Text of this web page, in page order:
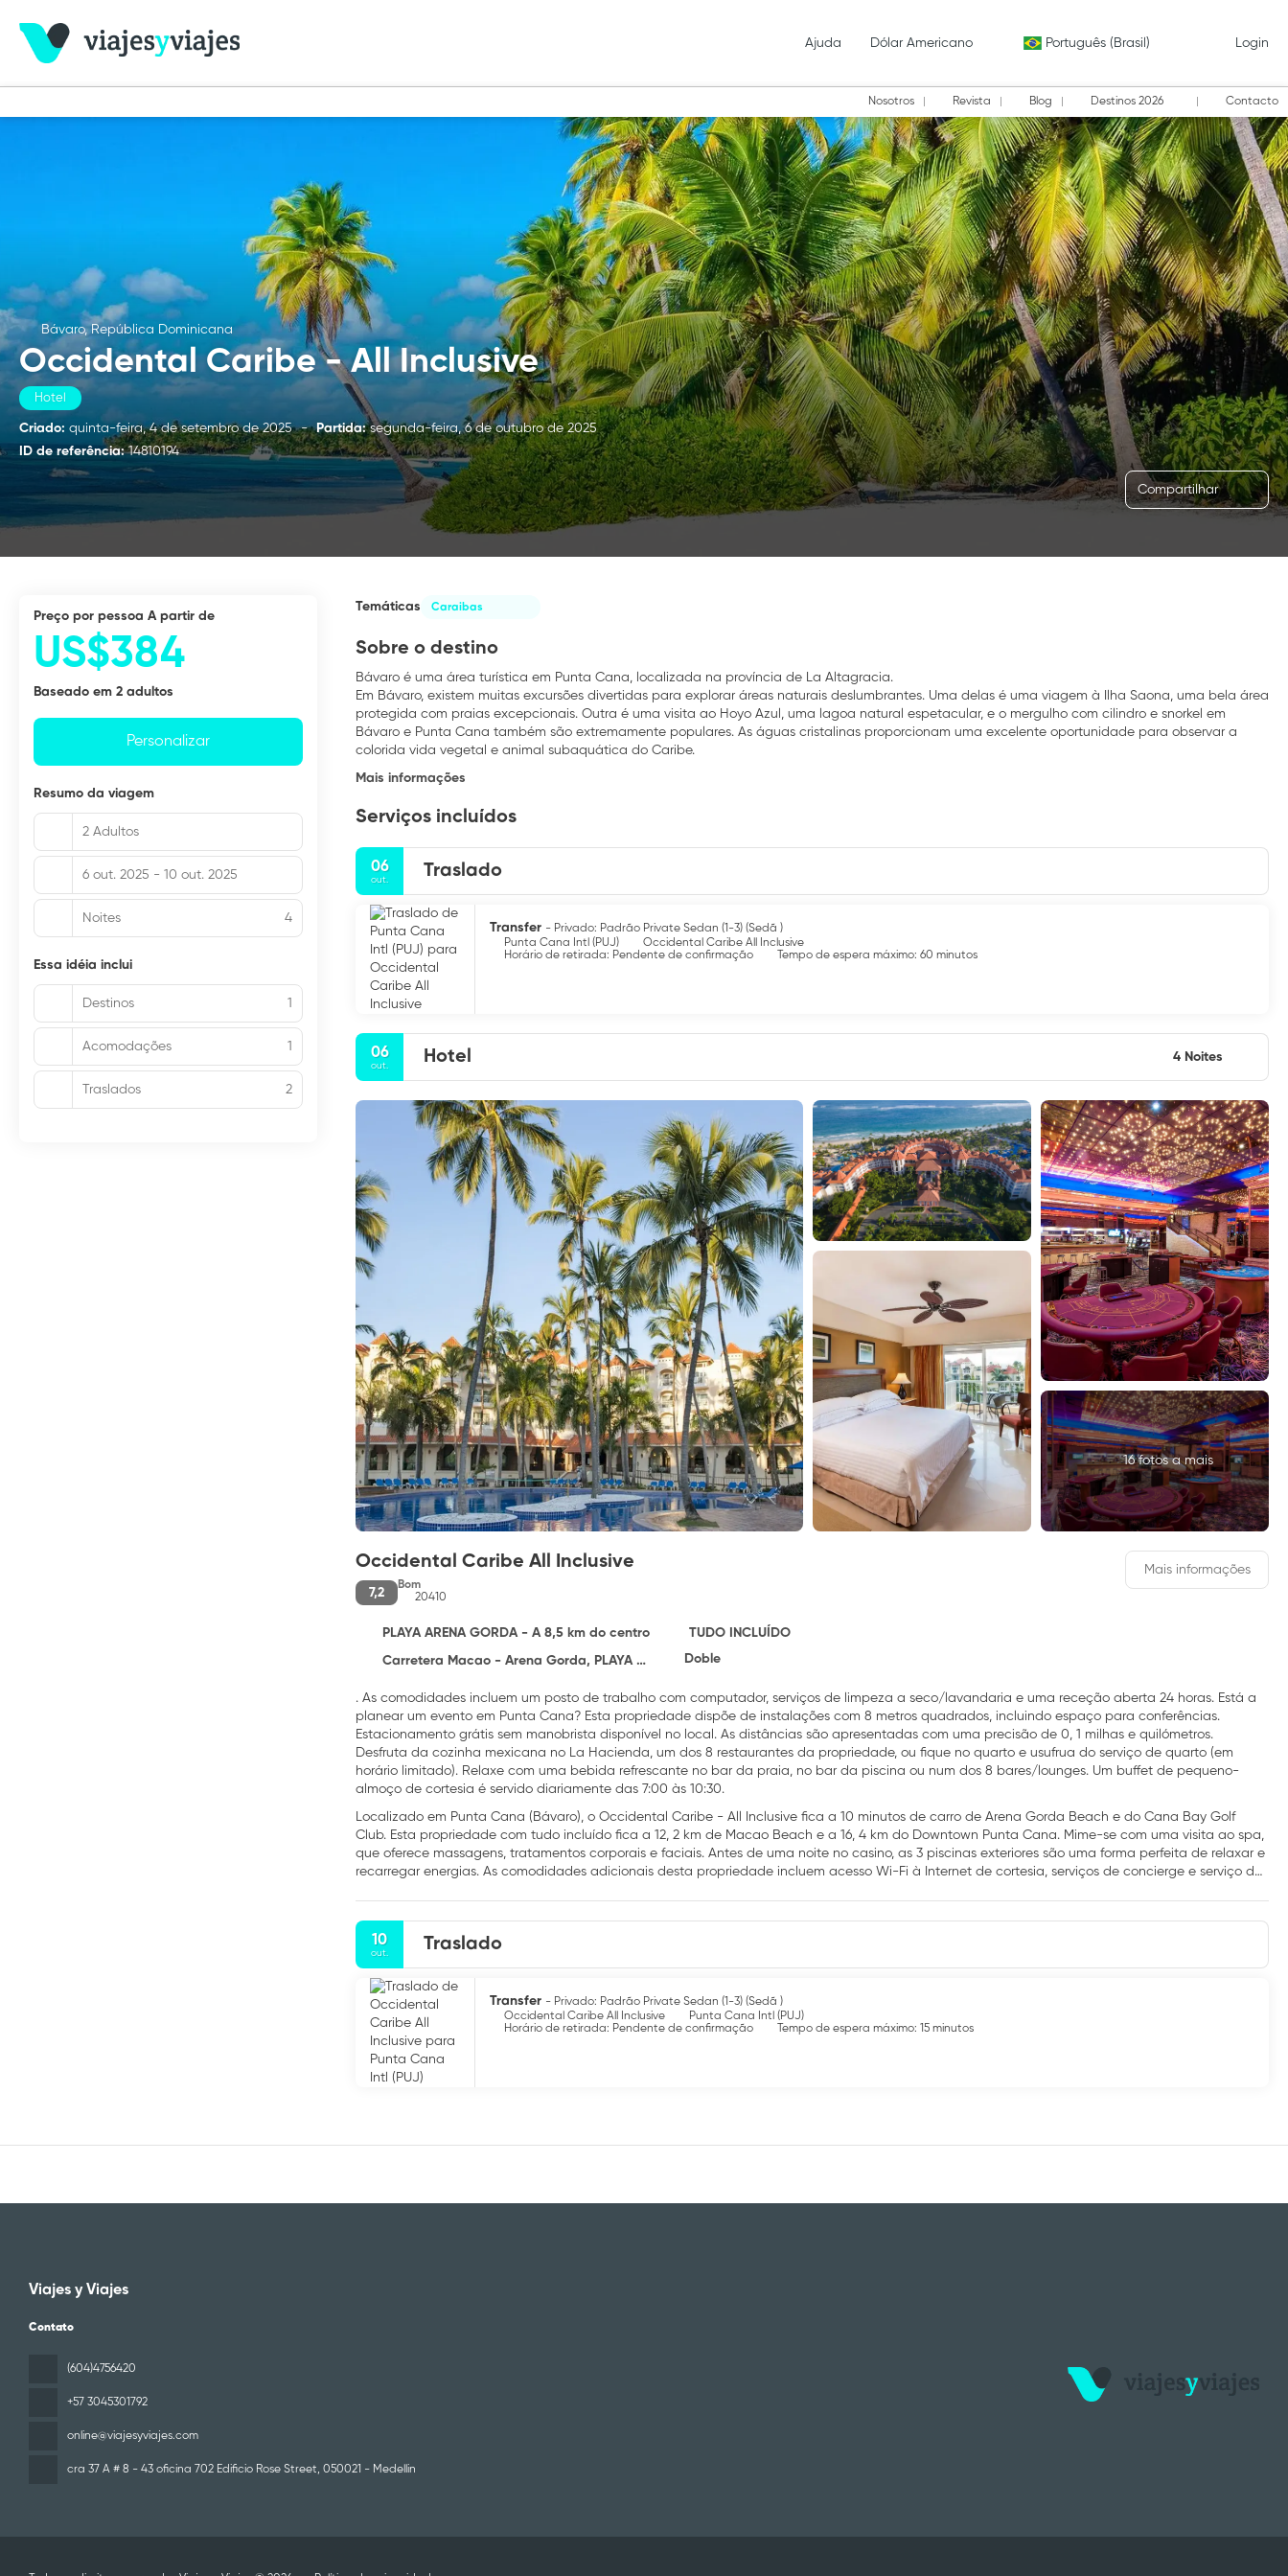
Ajuda Dólar Americano Português (Brasil) Login
Nosotros Revista Blog Destinos 2026 Contacto
Bávaro, República Dominicana
Occidental Caribe - All Inclusive
Hotel
Criado: quinta-feira, 4 de setembro de 2025 - Partida:segunda-feira, 6 de outubro de 2025
ID de referência:14810194
Compartilhar
Temáticas Caraibas
Sobre o destino
Bávaro é uma área turística em Punta Cana, localizada na província de La Altagracia.
Em Bávaro, existem muitas excursões divertidas para explorar áreas naturais deslumbrantes. Uma delas é uma viagem à Ilha Saona, uma bela área
protegida com praias excepcionais. Outra é uma visita ao Hoyo Azul, uma lagoa natural espetacular, e o mergulho com cilindro e snorkel em
Bávaro e Punta Cana também são extremamente populares. As águas cristalinas proporcionam uma excelente oportunidade para observar a
colorida vida vegetal e animal subaquática do Caribe.
Mais informações
Serviços incluídos
06
out. Traslado
Transfer - Privado: Padrão Private Sedan (1-3) (Sedã )
Punta Cana Intl (PUJ)
Occidental Caribe All Inclusive
Horário de retirada: Pendente de confirmação
Tempo de espera máximo: 60 minutos
06
out. Hotel 4 Noites
16 fotos a mais
Occidental Caribe All Inclusive
7,2
Bom
20410
PLAYA ARENA GORDA - A 8,5 km do centro TUDO INCLUÍDO
Carretera Macao - Arena Gorda, PLAYA ARENA GORDA 23301 Doble
Localizado em Punta Cana (Bávaro), o Occidental Caribe - All Inclusive fica a 10 minutos de carro de Arena Gorda Beach e do Cana Bay Golf
Club. Esta propriedade com tudo incluído fica a 12, 2 km de Macao Beach e a 16, 4 km do Downtown Punta Cana. Mime-se com uma visita ao spa,
que oferece massagens, tratamentos corporais e faciais. Antes de uma noite no casino, as 3 piscinas exteriores são uma forma perfeita de relaxar e
recarregar energias. As comodidades adicionais desta propriedade incluem acesso Wi-Fi à Internet de cortesia, serviços de concierge e serviço de
quarto. As comodidades incluem telefones, cofres para computadores portáteis e secretárias. Esta propriedade é tudo incluído. As tarifas incluem
refeições e bebidas nos restaurantes no local. Poderão ser aplicadas taxas para refeições em alguns restaurantes, jantares e pratos especiais,
algumas bebidas e outras comodidades.
Desfruta da cozinha mexicana no La Hacienda, um dos 8 restaurantes da propriedade, ou fique no quarto e usufrua do serviço de quarto (em
horário limitado). Relaxe com uma bebida refrescante no bar da praia, no bar da piscina ou num dos 8 bares/lounges. Um buffet de pequeno-
almoço de cortesia é servido diariamente das 7:00 às 10:30.
. As comodidades incluem um posto de trabalho com computador, serviços de limpeza a seco/lavandaria e uma receção aberta 24 horas. Está a
planear um evento em Punta Cana? Esta propriedade dispõe de instalações com 8 metros quadrados, incluindo espaço para conferências.
Estacionamento grátis sem manobrista disponível no local. As distâncias são apresentadas com uma precisão de 0, 1 milhas e quilómetros.
Mais informações
10
out. Traslado
Transfer - Privado: Padrão Private Sedan (1-3) (Sedã )
Occidental Caribe All Inclusive
Punta Cana Intl (PUJ)
Horário de retirada: Pendente de confirmação
Tempo de espera máximo: 15 minutos
preço por pessoa A partir de
US$384
Baseado em 2 adultos
Personalizar
Resumo da viagem
2 Adultos
6 out. 2025 - 10 out. 2025
Noites 4
Essa idéia inclui
Destinos 1
Acomodações 1
Traslados 2
Viajes y Viajes
Contato
(604)4756420
+57 3045301792
online@viajesyviajes.com
cra 37 A # 8 - 43 oficina 702 Edificio Rose Street, 050021 - Medellin